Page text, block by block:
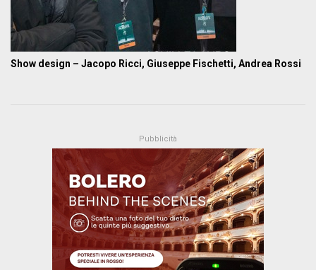
Show design – Jacopo Ricci, Giuseppe Fischetti, Andrea Rossi